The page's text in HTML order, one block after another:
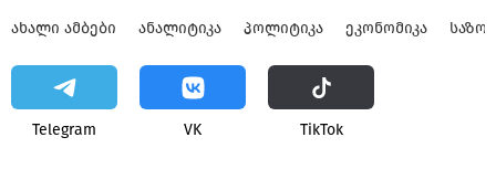
ᲐᲮᲐᲚᲘ ᲐᲛᲑᲔᲑᲘ ᲐᲜᲐᲚᲘᲢᲘᲙᲐ ᲞᲝᲚᲘᲢᲘᲙᲐ ᲔᲙᲝᲜᲝᲛᲘᲙᲐ
Telegram VK ТikТоk